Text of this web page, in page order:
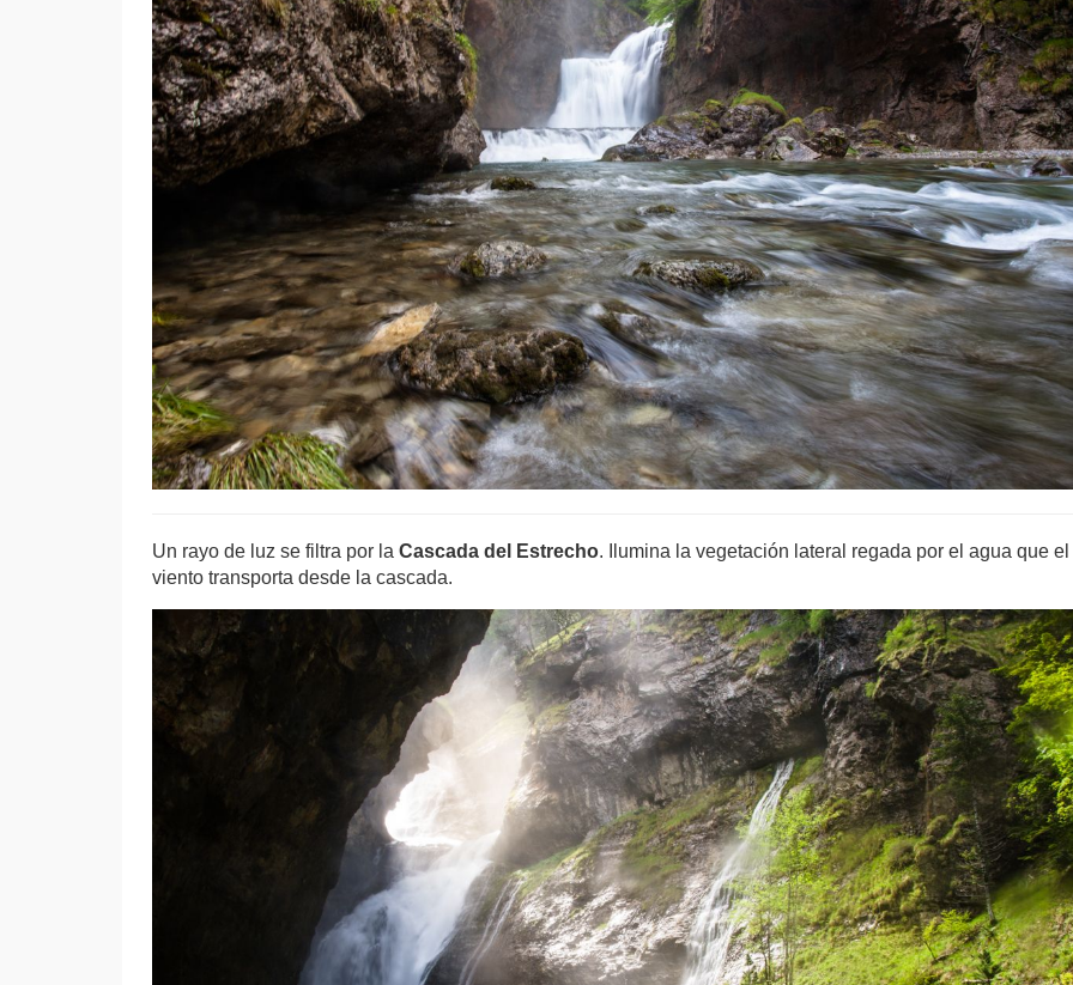
Un rayo de luz se filtra por la Cascada del Estrecho. Ilumina la vegetación lateral regada por el agua que el
viento transporta desde la cascada.